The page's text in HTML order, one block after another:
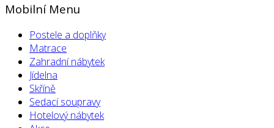
Mobilní Menu
Postele a doplňky
Matrace
Zahradní nábytek
Jídelna
Skříně
Sedací soupravy
Hotelový nábytek